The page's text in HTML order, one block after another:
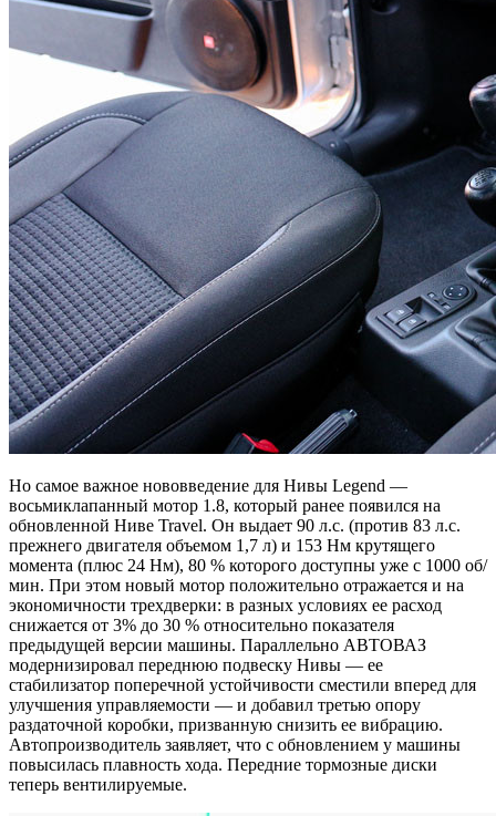
Но самое важное нововведение для Нивы Legend —
восьмиклапанный мотор 1.8, который ранее появился на
обновленной Ниве Travel. Он выдает 90 л.с. (против 83 л.с.
прежнего двигателя объемом 1,7 л) и 153 Нм крутящего
момента (плюс 24 Нм), 80 % которого доступны уже с 1000 об/
мин. При этом новый мотор положительно отражается и на
экономичности трехдверки: в разных условиях ее расход
снижается от 3% до 30 % относительно показателя
предыдущей версии машины. Параллельно АВТОВАЗ
модернизировал переднюю подвеску Нивы — ее
стабилизатор поперечной устойчивости сместили вперед для
улучшения управляемости — и добавил третью опору
раздаточной коробки, призванную снизить ее вибрацию.
Автопроизводитель заявляет, что с обновлением у машины
повысилась плавность хода. Передние тормозные диски
теперь вентилируемые.